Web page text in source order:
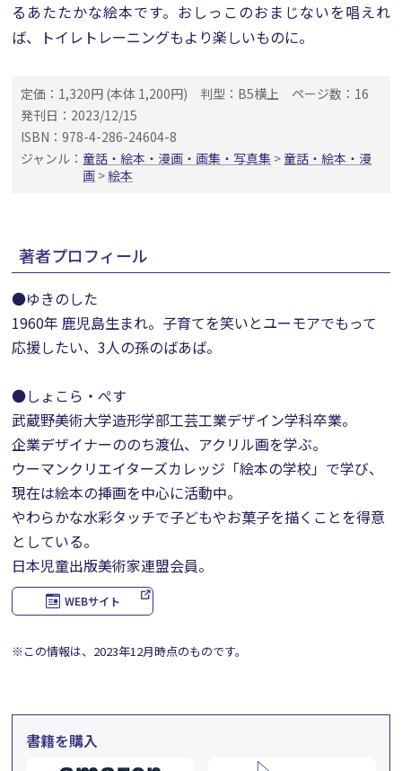
るあたたかな絵本です。おしっこのおまじないを唱えれ
ば、トイレトレーニングもより楽しいものに。
定価：1,320円 (本体 1,200円) 判型：B5横上
ページ数：16
発刊日：2023/12/15
ISBN：978-4-286-24604-8
ジャンル： 童話・絵本・漫画・画集・写真集 > 童話・絵本・漫
画 >絵本
著者プロフィール
●ゆきのした
1960年 鹿児島生まれ。子育てを笑いとユーモアでもって
応援したい、3人の孫のばあば。
●しょこら・ぺす
武蔵野美術大学造形学部工芸工業デザイン学科卒業。
企業デザイナーののち渡仏、アクリル画を学ぶ。
ウーマンクリエイターズカレッジ「絵本の学校」で学び、
現在は絵本の挿画を中心に活動中。
やわらかな水彩タッチで子どもやお菓子を描くことを得意
としている。
日本児童出版美術家連盟会員。
WEBサイト
※この情報は、2023年12月時点のものです。
書籍を購入